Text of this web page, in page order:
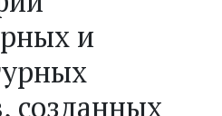
и
созданных